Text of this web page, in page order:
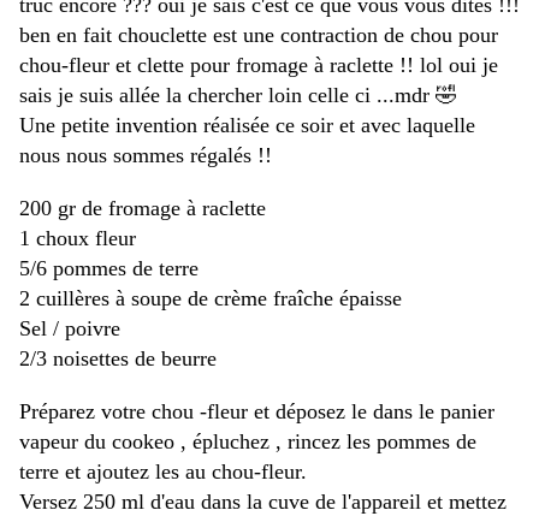
truc encore ??? oui je sais c'est ce que vous vous dites !!!
ben en fait chouclette est une contraction de chou pour
chou-fleur et clette pour fromage à raclette !! lol oui je
sais je suis allée la chercher loin celle ci ...mdr 🤣
Une petite invention réalisée ce soir et avec laquelle
nous nous sommes régalés !!
200 gr de fromage à raclette
1 choux fleur
5/6 pommes de terre
2 cuillères à soupe de crème fraîche épaisse
Sel / poivre
2/3 noisettes de beurre
Préparez votre chou -fleur et déposez le dans le panier
vapeur du cookeo , épluchez , rincez les pommes de
terre et ajoutez les au chou-fleur.
Versez 250 ml d'eau dans la cuve de l'appareil et mettez